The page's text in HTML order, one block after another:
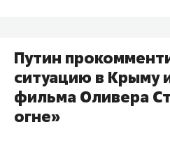
Путин
ситуацию в Крыму
фильма Оливера
огне»